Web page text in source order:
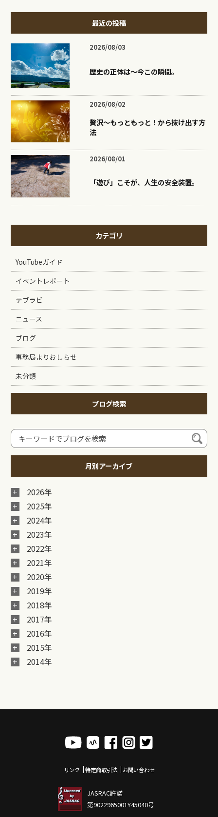
最近の投稿
2026/08/03
歴史の正体は〜今この瞬間。
2026/08/02
贅沢〜もっともっと！から抜け出す方
法
2026/08/01
「遊び」こそが、人生の安全装置。
カテゴリ
YouTubeガイド
イベントレポート
テブラビ
ニュース
ブログ
事務局よりおしらせ
未分類
ブログ検索
月別アーカイブ
2026年
2025年
2024年
2023年
2022年
2021年
2020年
2019年
2018年
2017年
2016年
2015年
2014年
リンク 特定商取引法 お問い合わせ
JASRAC許諾
第9022965001Y45040号